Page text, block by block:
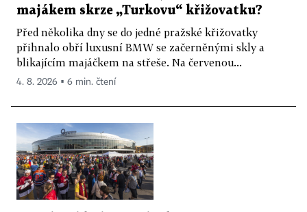
majákem skrze „Turkovu“ křižovatku?
Před několika dny se do jedné pražské křižovatky
přihnalo obří luxusní BMW se začerněnými skly a
blikajícím majáčkem na střeše. Na červenou...
4. 8. 2026 ▪ 6 min. čtení